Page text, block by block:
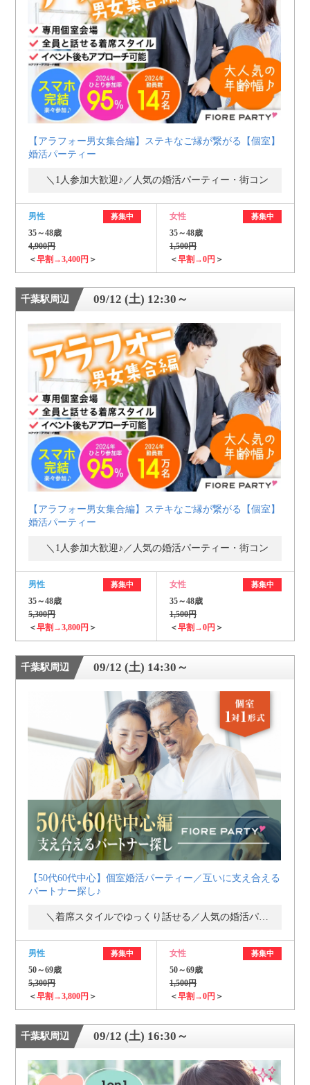
【アラフォー男女集合編】ステキなご縁が繋がる【個室】
婚活パーティー
＼1人参加大歓迎♪／人気の婚活パーティー・街コン
男性 募集中
35～48歳
4,900円
＜早割→3,400円 ＞
女性 募集中
35～48歳
1,500円
＜早割→0円 ＞
千葉駅周辺 09/12 (土) 12:30～
【アラフォー男女集合編】ステキなご縁が繋がる【個室】
婚活パーティー
＼1人参加大歓迎♪／人気の婚活パーティー・街コン
男性 募集中
35～48歳
5,300円
＜早割→3,800円 ＞
女性 募集中
35～48歳
1,500円
＜早割→0円 ＞
千葉駅周辺 09/12 (土) 14:30～
【50代60代中心】個室婚活パーティー／互いに支え合える
パートナー探し♪
男性 募集中
50～69歳
5,300円
＜早割→3,800円 ＞
女性 募集中
50～69歳
1,500円
＜早割→0円 ＞
千葉駅周辺 09/12 (土) 16:30～